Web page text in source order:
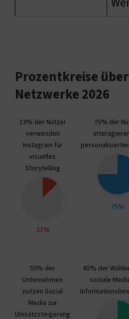
Prozentkreise
Netzwerke 2026
13% der Nutzer
verwenden
Instagram für
visuelles
Storytelling
13%
75% der
75%
50% der
Unternehmen
nutzen Social
Media zur
Umsatzsteigerung
65% der
soziale